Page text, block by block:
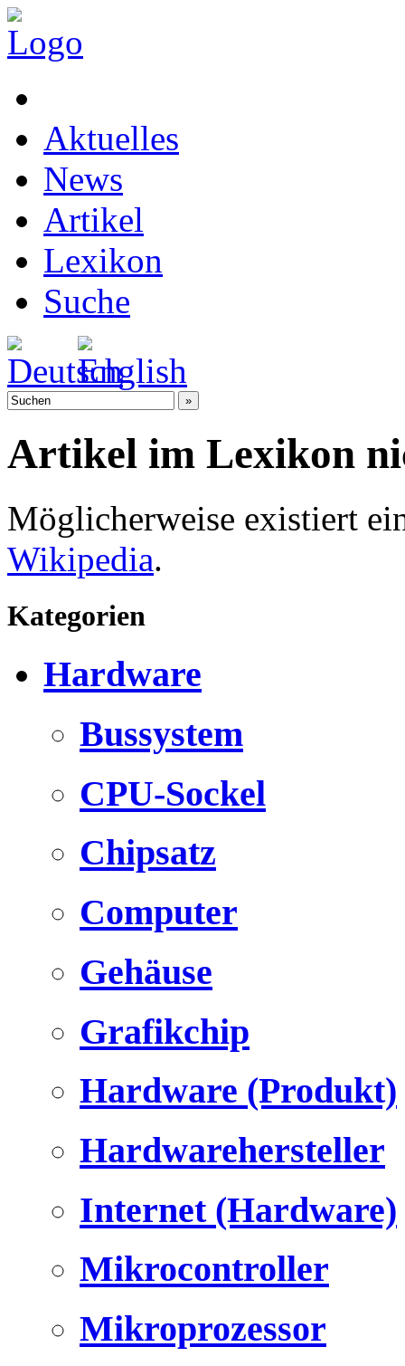
Aktuelles
News
Artikel
Lexikon
Suche
Artikel im Lexikon
Möglicherweise existiert
Wikipedia.
Kategorien
Hardware
Bussystem
CPU-Sockel
Chipsatz
Computer
Gehäuse
Grafikchip
Hardware (Produkt)
Hardwarehersteller
Internet (Hardware)
Mikrocontroller
Mikroprozessor